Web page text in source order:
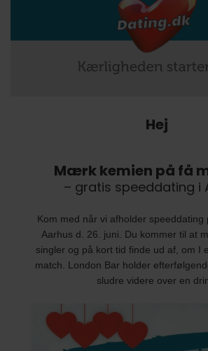
Hej
Mærk kemien på få
– gratis speeddating i
Kom med når vi afholder speeddating
Aarhus d. 26. juni. Du kommer til at
singler og på kort tid finde ud af, om I
match. London Bar holder
sludre videre over en